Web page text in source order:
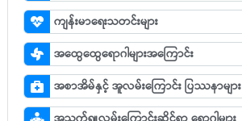
ကျန်းမာရေးသတင်းများ
အထွေထွေရောဂါများအကြောင်း
အစာအိမ်နှင့် အူလမ်းကြောင်း ပြဿနာများ